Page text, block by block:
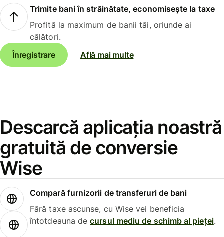
Trimite bani în străinătate, economisește la taxe
Profită la maximum de banii tăi, oriunde ai
călători.
Înregistrare
Află mai multe
Descarcă aplicația noastră
gratuită de conversie
Wise
Compară furnizorii de transferuri de bani
Fără taxe ascunse, cu Wise vei beneficia
întotdeauna decursul mediu de schimb al pieței.